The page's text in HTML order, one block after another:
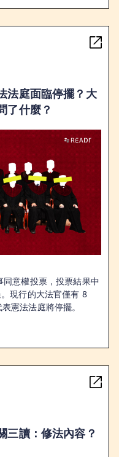
法庭面臨停擺？大
了什麼？
意權投票，投票結果中
現行的大法官僅有 8
憲法法庭將停擺。
三讀：修法內容？